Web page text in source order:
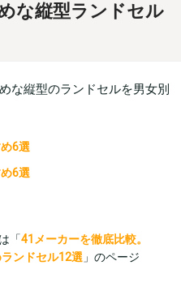
な縦型ランドセル
な縦型のランドセルを男女別
6選
6選
「41メーカーを徹底比較。
ンドセル12選 」のページ